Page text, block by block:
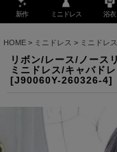
新作 ミニドレス 浴衣
HOME > ミニドレス > ミニドレス
リボン/レース/ノース
ミニドレス/キャバド
[J90060Y-260326-4]